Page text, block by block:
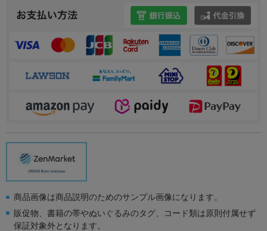
商品画像は商品説明のためのサンプル画像になります。
販促物、書籍の帯やぬいぐるみのタグ、コード類は原則付属せず
保証対象外となります。